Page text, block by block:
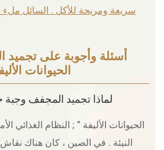
سريعة ومريحة للأكل . السائل
أسئلة وأجوبة على تجميد
الحيوانات
لماذا تجميد المجفف وجبة
الحيوانات الأليفة " ; النظام الغذائي
النيئة . في الصين ، كان هناك